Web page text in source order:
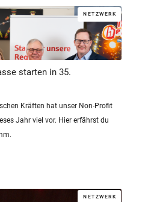
NETZWERK
starten in 35.
Kräften hat unser Non-Profit
Jahr viel vor. Hier erfährst du
NETZWERK